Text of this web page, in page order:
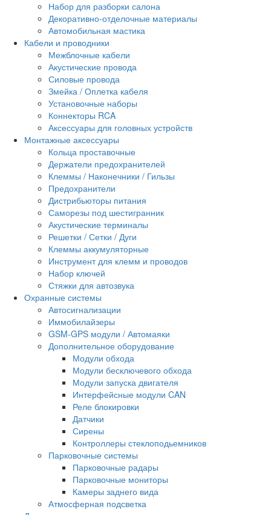
Набор для разборки салона
Декоративно-отделочные материалы
Автомобильная мастика
Кабели и проводники
Межблочные кабели
Акустические провода
Силовые провода
Змейка / Оплетка кабеля
Установочные наборы
Коннекторы RCA
Аксессуары для головных устройств
Монтажные аксессуары
Кольца проставочные
Держатели предохранителей
Клеммы / Наконечники / Гильзы
Предохранители
Дистрибьюторы питания
Саморезы под шестигранник
Акустические терминалы
Решетки / Сетки / Дуги
Клеммы аккумуляторные
Инструмент для клемм и проводов
Набор ключей
Стяжки для автозвука
Охранные системы
Автосигнализации
Иммобилайзеры
GSM-GPS модули / Автомаяки
Дополнительное оборудование
Модули обхода
Модули бесключевого обхода
Модули запуска двигателя
Интерфейсные модули CAN
Реле блокировки
Датчики
Сирены
Контроллеры стеклоподьемников
Парковочные системы
Парковочные радары
Парковочные мониторы
Камеры заднего вида
Атмосферная подсветка